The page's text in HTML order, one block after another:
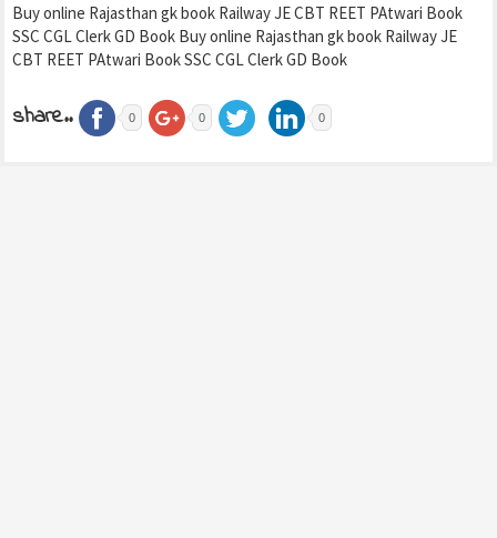
Buy online Rajasthan gk book Railway JE CBT REET PAtwari Book
SSC CGL Clerk GD Book Buy online Rajasthan gk book Railway JE
CBT REET PAtwari Book SSC CGL Clerk GD Book
share.. 0 0 0